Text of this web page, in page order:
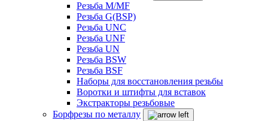
Резьба M/MF
Резьба G(BSP)
Резьба UNC
Резьба UNF
Резьба UN
Резьба BSW
Резьба BSF
Наборы для восстановления резьбы
Воротки и штифты для вставок
Экстракторы резьбовые
Борфрезы по металлу